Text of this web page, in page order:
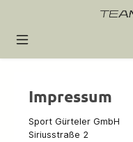
Zum Hauptinhalt springen
Impressum
Sport Gürteler GmbH
Siriusstraße 2